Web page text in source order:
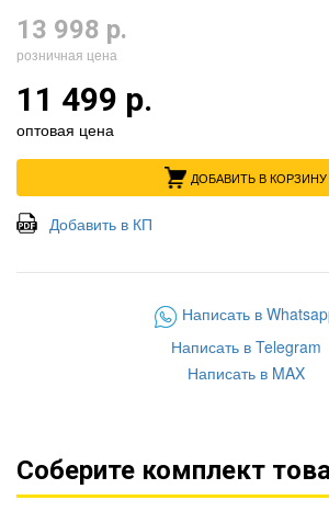
13 998 р.
розничная цена
11 499 р.
оптовая цена
ДОБАВИТЬ В КОРЗИНУ
Добавить в КП
Написать в
Написать в Telegram
Написать в MAX
Соберите комплект